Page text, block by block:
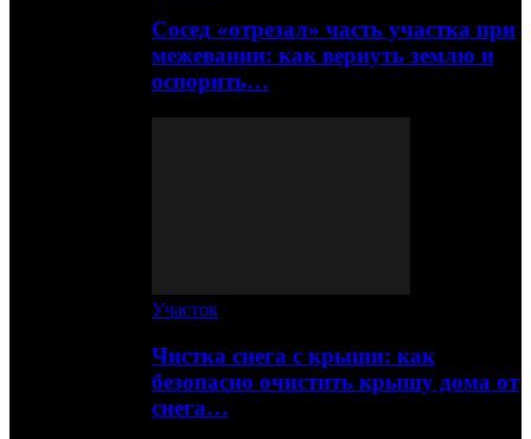
Сосед «отрезал» часть участка при
межевании: как вернуть землю и
оспорить…
Участок
Чистка снега с крыши: как
безопасно очистить крышу дома от
снега…